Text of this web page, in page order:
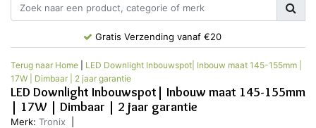
Gratis Verzending vanaf €20
Terug naar Home
LED Downlight Inbouwspot| Inbouw maat 145-155mm |
17W | Dimbaar | 2 jaar garantie
LED Downlight Inbouwspot| Inbouw maat 145-155mm
| 17W | Dimbaar | 2 jaar garantie
Merk: Tronix